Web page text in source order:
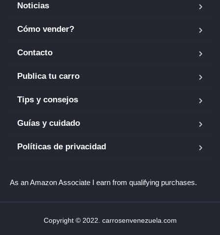
Noticias
Cómo vender?
Contacto
Publica tu carro
Tips y consejos
Guías y cuidado
Políticas de privacidad
As an Amazon Associate I earn from qualifying purchases.
Copyright © 2022. carrosenvenezuela.com